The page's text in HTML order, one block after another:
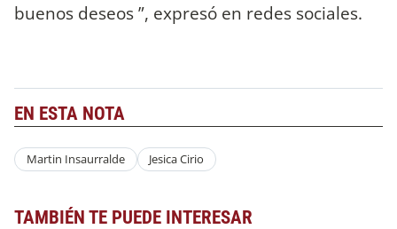
buenos deseos ”, expresó en redes sociales.
EN ESTA NOTA
Martin Insaurralde Jesica Cirio
TAMBIÉN TE PUEDE INTERESAR